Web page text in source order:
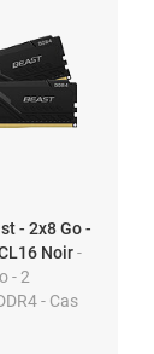
- 2x8 Go -
Noir-
- 2
- Cas
- Noir
: